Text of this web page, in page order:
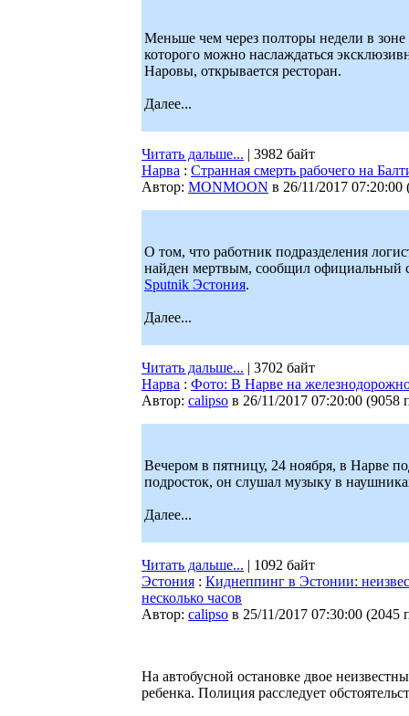
Меньше чем через полторы недели в
которого можно наслаждаться
Наровы, открывается ресторан.
Далее...
Читать дальше... | 3982 байт
Нарва : Странная смерть рабочего на
Автор: MONMOON в 26/11/2017 07:20:00
О том, что работник подразделения
найден мертвым, сообщил официальный
Sputnik Эстония.
Далее...
Читать дальше... | 3702 байт
Нарва : Фото: В Нарве на
Автор: calipso в 26/11/2017 07:20:00 (9058
Вечером в пятницу, 24 ноября, в Нарве
подросток, он слушал музыку в
Далее...
Читать дальше... | 1092 байт
Эстония : Киднеппинг в Эстонии:
несколько часов
Автор: calipso в 25/11/2017 07:30:00 (2045
На автобусной остановке двое
ребенка. Полиция расследует